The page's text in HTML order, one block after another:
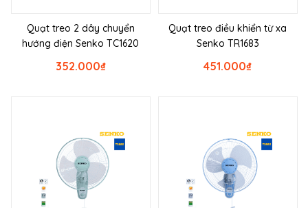
Quạt treo 2 dây chuyển
hướng điện Senko TC1620
₫
352.000
Quạt treo điều khiển từ xa
Senko TR1683
₫
451.000